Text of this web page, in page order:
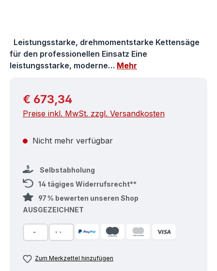
Leistungsstarke, drehmomentstarke Kettensäge
für den professionellen Einsatz Eine
leistungsstarke, moderne… Mehr
Regulärer Preis:
€ 673,34
Preise inkl. MwSt. zzgl. Versandkosten
Nicht mehr verfügbar
Selbstabholung
14 tägiges Widerrufsrecht**
97 % bewerten unseren Shop
AUSGEZEICHNET
Zum Merkzettel hinzufügen